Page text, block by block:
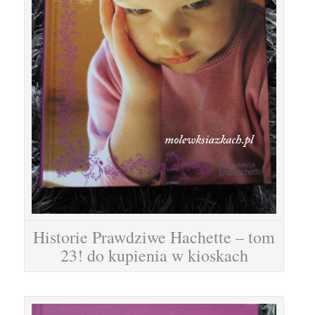
Historie Prawdziwe Hachette – tom
23! do kupienia w kioskach